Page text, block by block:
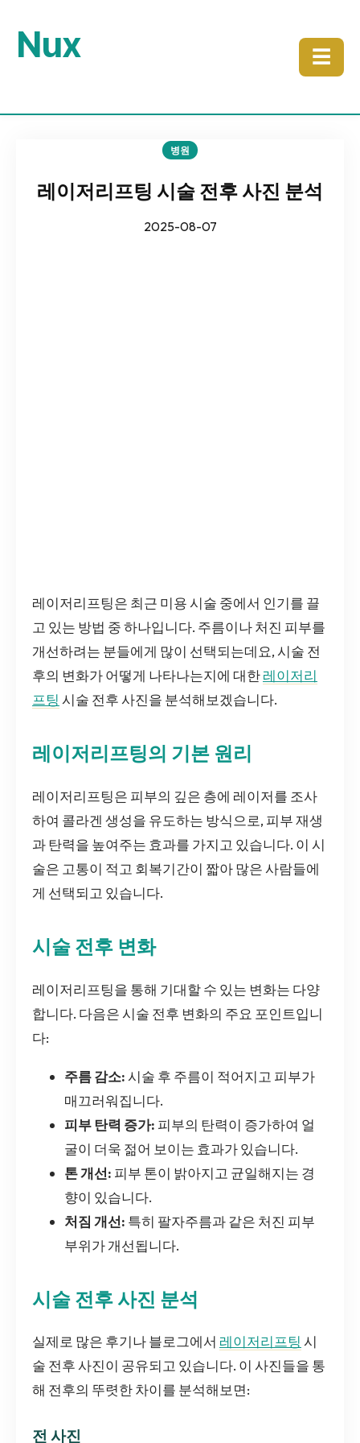
Nux ☰
병원
레이저리프팅 시술 전후 사진 분석
2025-08-07
레이저리프팅은 최근 미용 시술 중에서 인기를 끌
고 있는 방법 중 하나입니다. 주름이나 처진 피부를
개선하려는 분들에게 많이 선택되는데요, 시술 전
후의 변화가 어떻게 나타나는지에 대한레이저리
프팅 시술 전후 사진을 분석해보겠습니다.
레이저리프팅의 기본 원리
레이저리프팅은 피부의 깊은 층에 레이저를 조사
하여 콜라겐 생성을 유도하는 방식으로, 피부 재생
과 탄력을 높여주는 효과를 가지고 있습니다. 이 시
술은 고통이 적고 회복기간이 짧아 많은 사람들에
게 선택되고 있습니다.
시술 전후 변화
레이저리프팅을 통해 기대할 수 있는 변화는 다양
합니다. 다음은 시술 전후 변화의 주요 포인트입니
다:
주름 감소:시술 후 주름이 적어지고 피부가
매끄러워집니다.
피부 탄력 증가: 피부의 탄력이 증가하여 얼
굴이 더욱 젊어 보이는 효과가 있습니다.
톤 개선: 피부 톤이 밝아지고 균일해지는 경
향이 있습니다.
처짐 개선: 특히 팔자주름과 같은 처진 피부
부위가 개선됩니다.
시술 전후 사진 분석
실제로 많은 후기나 블로그에서 레이저리프팅 시
술 전후 사진이 공유되고 있습니다. 이 사진들을 통
해 전후의 뚜렷한 차이를 분석해보면:
전 사진